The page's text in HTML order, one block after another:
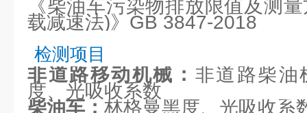
《柴油车污染物排放限值及测
载减速法)》GB 3847-2018
检测项目
非道路移动机械： 非道路柴油
度、光吸收系数
柴油车： 林格曼黑度、光吸收系